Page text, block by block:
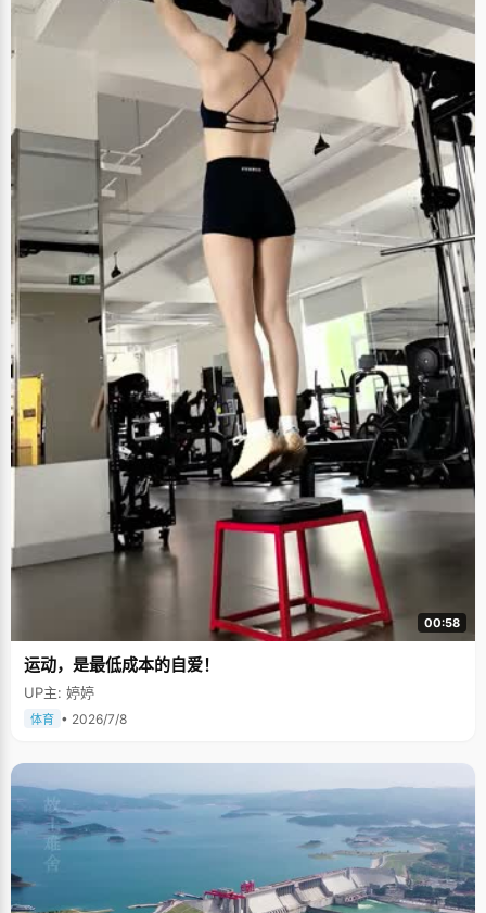
00:58
运动，是最低成本的自爱！
UP主: 婷婷
体育 • 2026/7/8